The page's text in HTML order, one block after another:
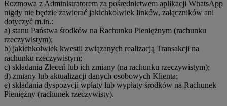
Rozmowa z Administratorem za pośrednictwem aplikacji WhatsApp
nigdy nie będzie zawierać jakichkolwiek linków, załączników ani
dotyczyć m.in.:
a) stanu Państwa środków na Rachunku Pieniężnym (rachunku
rzeczywistym);
b) jakichkolwiek kwestii związanych realizacją Transakcji na
rachunku rzeczywistym;
c) składania Zleceń lub ich zmiany (na rachunku rzeczywistym);
d) zmiany lub aktualizacji danych osobowych Klienta;
e) składania dyspozycji wpłaty lub wypłaty środków na Rachunek
Pieniężny (rachunek rzeczywisty).